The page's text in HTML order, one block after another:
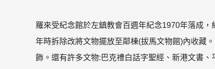
羅來受紀念館於左鎮教會百週年紀念1970年落成
年時拆除改將文物擺放至鄰棟(拔馬文物館)內收藏
飾。還有許多文物:巴克禮白話字聖經、新港文書